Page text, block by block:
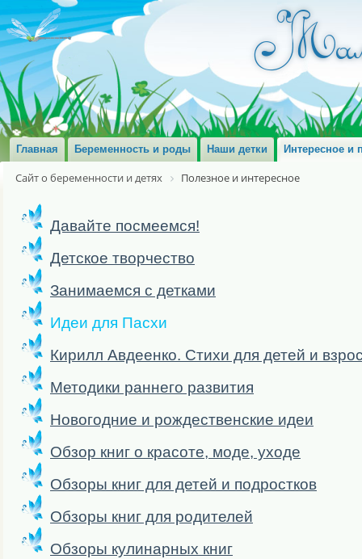
Главная Беременность и роды Наши детки Интересное и
Сайт о беременности и детях Полезное и интересное
Давайте посмеемся!
Детское творчество
Занимаемся с детками
Идеи для Пасхи
Кирилл Авдеенко. Стихи для детей и
Методики раннего развития
Новогодние и рождественские идеи
Обзор книг о красоте, моде, уходе
Обзоры книг для детей и подростков
Обзоры книг для родителей
Обзоры кулинарных книг